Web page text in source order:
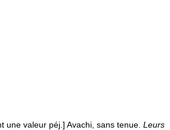
une valeur péj.] Avachi, sans tenue. Leurs